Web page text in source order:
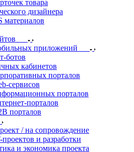
товара
дизайнера
материалов
приложений
ботов
кабинетов
порталов
сервисов
порталов
порталов
порталов
/ на сопровождение
и разработки
и экономика проекта